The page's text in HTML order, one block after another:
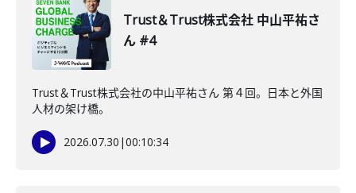
Trust＆Trust株式会社 中山平祐さ
ん #4
Trust＆Trust株式会社の中山平祐さん 第４回。日本と外国
人材の架け橋。
2026.07.30 |00:10:34